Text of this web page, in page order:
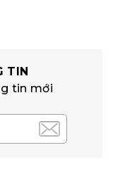
TIN
tin mới